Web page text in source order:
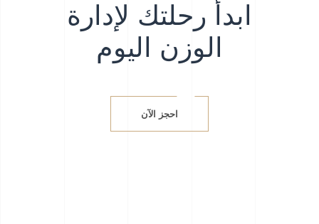
ابدأ رحلتك لإدارة
الوزن اليوم
احجز الآن